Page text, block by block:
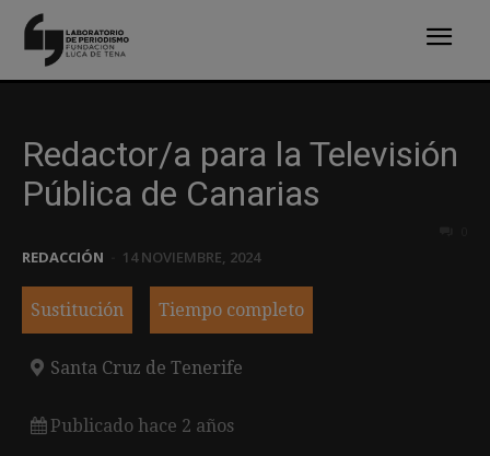
Redactor/a para la Televisión
Pública de Canarias
REDACCIÓN 14 NOVIEMBRE, 2024
Sustitución Tiempo completo
Santa Cruz de Tenerife
Publicado hace 2 años